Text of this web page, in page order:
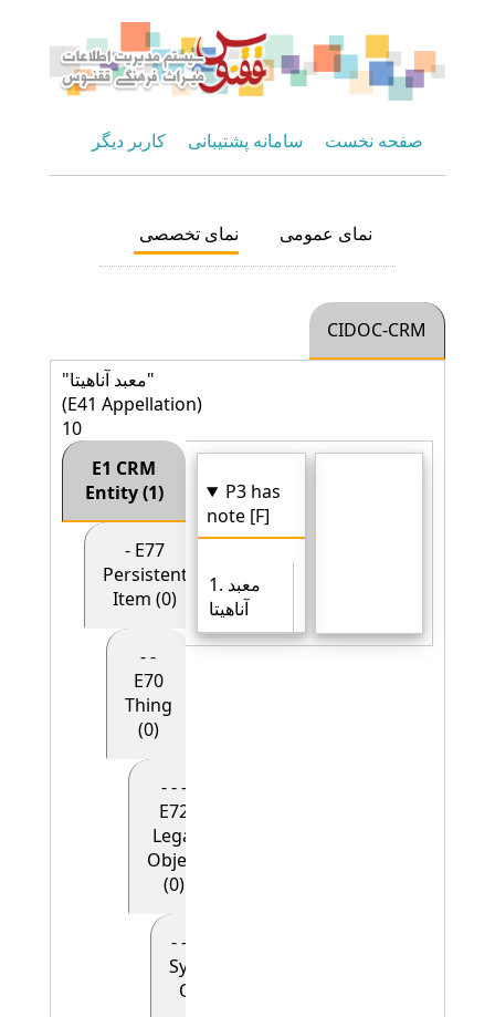
صفحه نخست سامانه پشتیبانی کاربر دیگر
نمای عمومی نمای تخصصی
CIDOC-CRM
"معبد آناهیتا"
(E41 Appellation)
10
E1 CRM
Entity (1)
- E77
Persistent
Item (0)
- -
E70
Thing
(0)
- - -
E72
Legal
Object
(0)
- - - - E90
Symbolic
Object
P3 has
note [F]
1. معبد
آناهیتا